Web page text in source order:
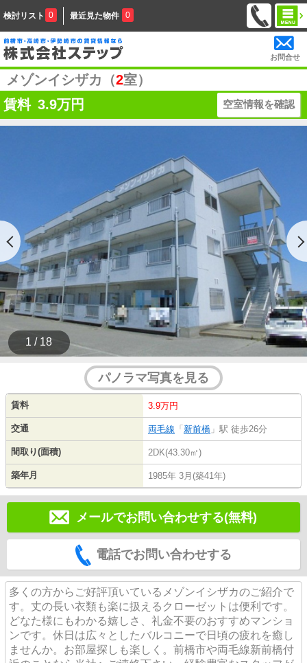
検討リスト 0 最近見た物件 0
お問合せ
メゾンイシザカ（2室）
賃料 3.9万円 空室情報を確認
1 / 18
パノラマ写真を見る
賃料 3.9万円
交通 両毛線 「 新前橋 」駅 徒歩26分
間取り(面積) 2DK(43.30㎡)
築年月 1985年 3月(築41年)
メールでお問い合わせする(無料)
電話でお問い合わせする
多くの方からご好評頂いているメゾンイシザカのご紹介で
す。丈の長い衣類も楽に扱えるクローゼットは便利です。
どなた様にもわかる嬉しさ、礼金不要のおすすめマンショ
ンです。休日は広々としたバルコニーで日頃の疲れを癒し
ませんか。お部屋探しも楽しく。前橋市や両毛線新前橋付